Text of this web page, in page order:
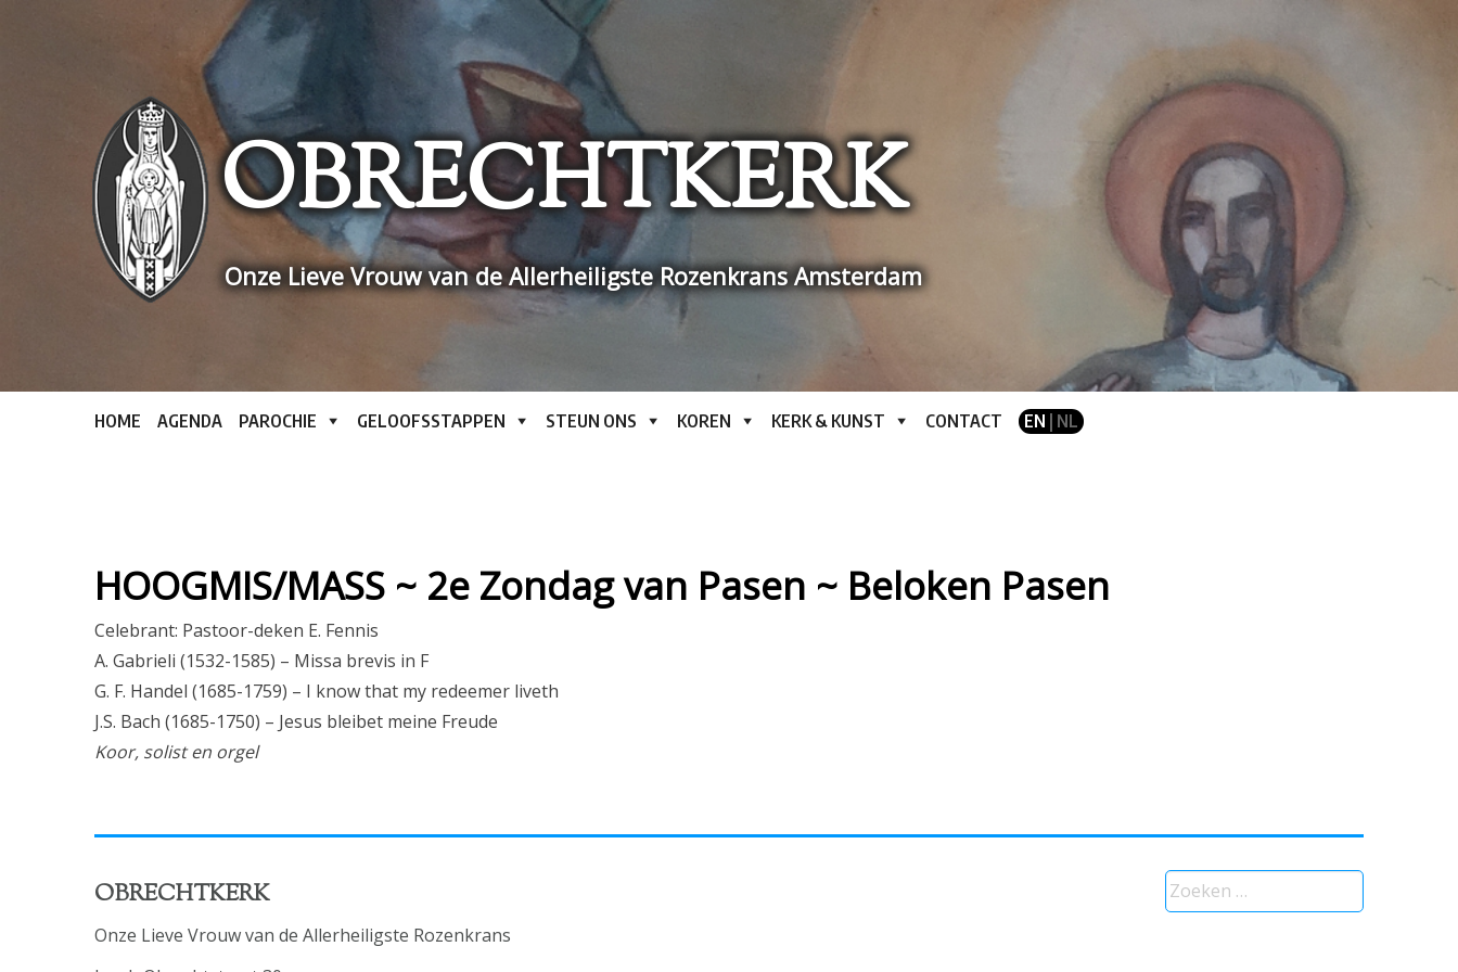
OBRECHTKERK
Onze Lieve Vrouw van de Allerheiligste Rozenkrans Amsterdam
HOME AGENDA PAROCHIE GELOOFSSTAPPEN STEUN ONS KOREN KERK & KUNST CONTACT EN | NL
HOOGMIS/MASS ~ 2e Zondag van Pasen ~ Beloken Pasen
Celebrant: Pastoor-deken E. Fennis
A. Gabrieli (1532-1585) – Missa brevis in F
G. F. Handel (1685-1759) – I know that my redeemer liveth
J.S. Bach (1685-1750) – Jesus bleibet meine Freude
Koor, solist en orgel
OBRECHTKERK
Onze Lieve Vrouw van de Allerheiligste Rozenkrans
Zoeken
naar: